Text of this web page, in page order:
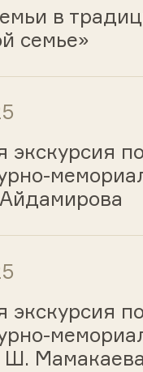
в
семье»
экскурсия по
экскурсия по
Ш. Мамакаева